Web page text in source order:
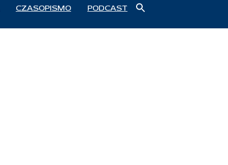
CZASOPISMO PODCAST